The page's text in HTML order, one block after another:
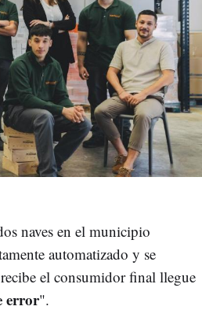
naves en el municipio
automatizado y se
el consumidor final llegue
error".